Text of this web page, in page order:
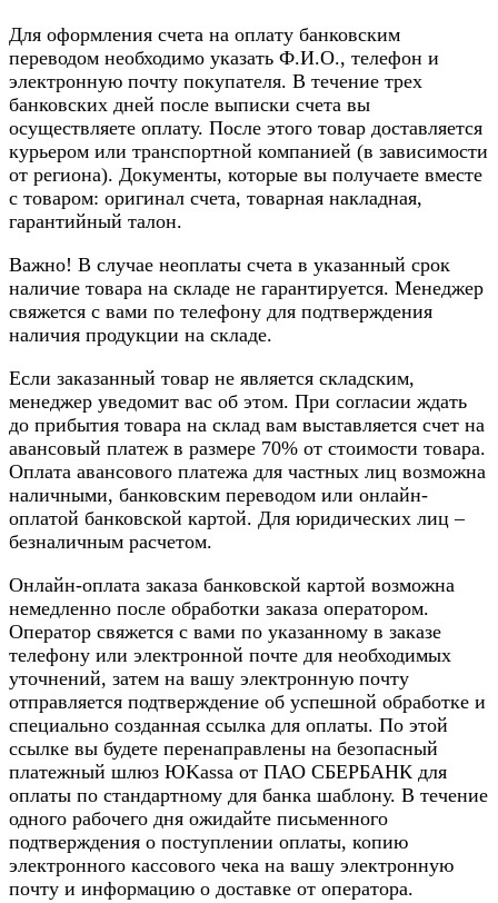
Для оформления счета на оплату банковским
переводом необходимо указать Ф.И.О., телефон и
электронную почту покупателя. В течение трех
банковских дней после выписки счета вы
осуществляете оплату. После этого товар доставляется
курьером или транспортной компанией (в зависимости
от региона). Документы, которые вы получаете вместе
с товаром: оригинал счета, товарная накладная,
гарантийный талон.
Важно! В случае неоплаты счета в указанный срок
наличие товара на складе не гарантируется. Менеджер
свяжется с вами по телефону для подтверждения
наличия продукции на складе.
Если заказанный товар не является складским,
менеджер уведомит вас об этом. При согласии ждать
до прибытия товара на склад вам выставляется счет на
авансовый платеж в размере 70% от стоимости товара.
Оплата авансового платежа для частных лиц возможна
наличными, банковским переводом или онлайн-
оплатой банковской картой. Для юридических лиц –
безналичным расчетом.
Онлайн-оплата заказа банковской картой возможна
немедленно после обработки заказа оператором.
Оператор свяжется с вами по указанному в заказе
телефону или электронной почте для необходимых
уточнений, затем на вашу электронную почту
отправляется подтверждение об успешной обработке и
специально созданная ссылка для оплаты. По этой
ссылке вы будете перенаправлены на безопасный
платежный шлюз ЮKassa от ПАО СБЕРБАНК для
оплаты по стандартному для банка шаблону. В течение
одного рабочего дня ожидайте письменного
подтверждения о поступлении оплаты, копию
электронного кассового чека на вашу электронную
почту и информацию о доставке от оператора.